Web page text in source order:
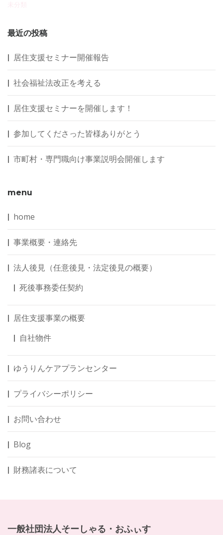
最近の投稿
居住支援セミナー開催報告
社会福祉法改正を考える
居住支援セミナーを開催します！
参加してくださった皆様ありがとう
市町村・専門職向け事業説明会開催します
menu
home
事業概要・連絡先
法人後見（任意後見・法定後見の概要）
死後事務委任契約
居住支援事業の概要
自社物件
ゆうりんケアプランセンター
プライバシーポリシー
お問い合わせ
Blog
財務諸表について
一般社団法人そーしゃる・おふぃす